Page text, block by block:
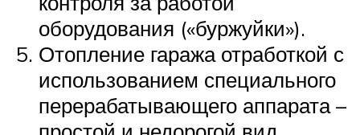
оборудования («буржуйки»).
Отопление гаража отработкой с
использованием специального
перерабатывающего аппарата –